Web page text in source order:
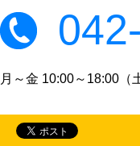
月～金 10:00～18:00（